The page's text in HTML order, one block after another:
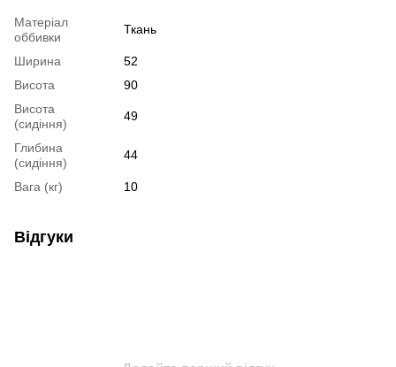
Матеріал
оббивки
Ткань
Ширина
52
Висота
90
Висота
(сидіння)
49
Глибина
(сидіння)
44
Вага (кг) 10
Відгуки